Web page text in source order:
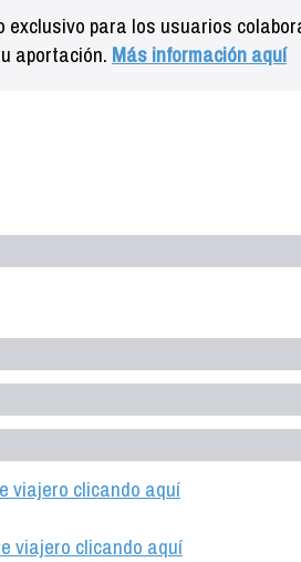
para los usuarios
aportación. Más información aquí
viajero clicando aquí
viajero clicando aquí